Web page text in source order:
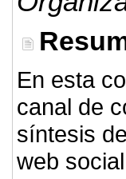
En esta
canal de
síntesis
web